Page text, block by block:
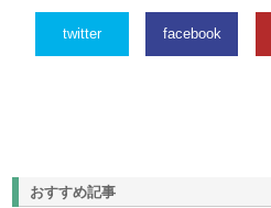
twitter facebook
おすすめ記事